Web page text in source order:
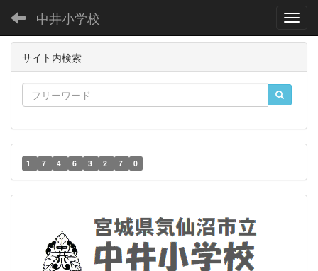
中井小学校
サイト内検索
1 7 4 6 3 2 7 0